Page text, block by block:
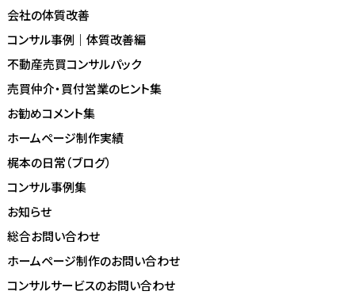
会社の体質改善
コンサル事例｜体質改善編
不動産売買コンサルパック
売買仲介・買付営業のヒント集
お勧めコメント集
ホームページ制作実績
梶本の日常（ブログ）
コンサル事例集
お知らせ
総合お問い合わせ
ホームページ制作のお問い合わせ
コンサルサービスのお問い合わせ